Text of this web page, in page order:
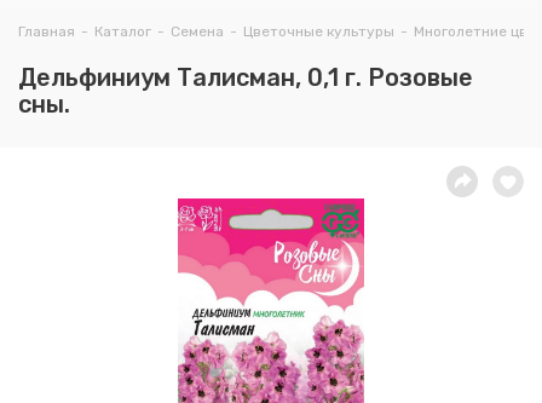
Главная - Каталог - Семена - Цветочные культуры - Многолетние
Дельфиниум Талисман, 0,1 г. Розовые
сны.